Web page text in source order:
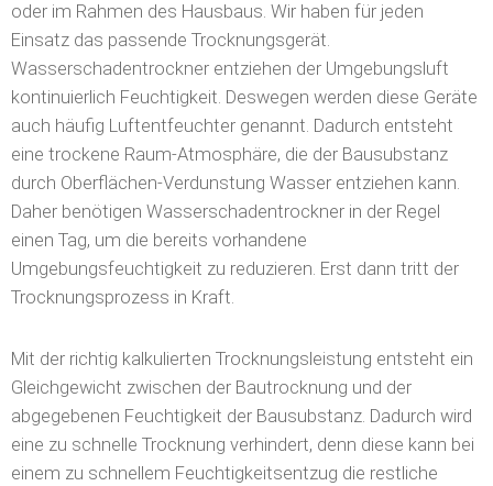
oder im Rahmen des Hausbaus. Wir haben für jeden
Einsatz das passende Trocknungsgerät.
Wasserschadentrockner entziehen der Umgebungsluft
kontinuierlich Feuchtigkeit. Deswegen werden diese Geräte
auch häufig Luftentfeuchter genannt. Dadurch entsteht
eine trockene Raum-Atmosphäre, die der Bausubstanz
durch Oberflächen-Verdunstung Wasser entziehen kann.
Daher benötigen Wasserschadentrockner in der Regel
einen Tag, um die bereits vorhandene
Umgebungsfeuchtigkeit zu reduzieren. Erst dann tritt der
Trocknungsprozess in Kraft.
Mit der richtig kalkulierten Trocknungsleistung entsteht ein
Gleichgewicht zwischen der Bautrocknung und der
abgegebenen Feuchtigkeit der Bausubstanz. Dadurch wird
eine zu schnelle Trocknung verhindert, denn diese kann bei
einem zu schnellem Feuchtigkeitsentzug die restliche